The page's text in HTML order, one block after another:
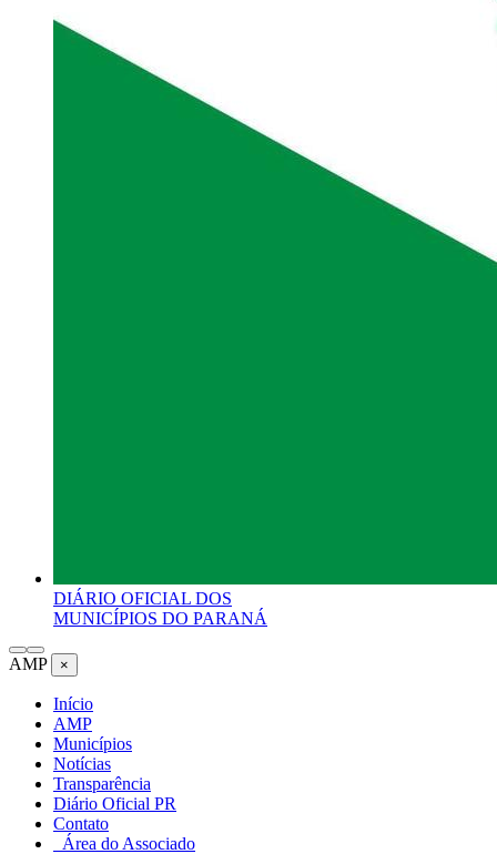
DIÁRIO OFICIAL DOS
MUNICÍPIOS DO PARANÁ
AMP ×
Início
AMP
Municípios
Notícias
Transparência
Diário Oficial PR
Contato
Área do Associado